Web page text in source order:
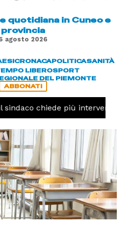
quotidiana in Cuneo e
provincia
agosto 2026
CRONACAPOLITICASANITÀ
LIBEROSPORT
DEL PIEMONTE
ABBONATI
sindaco chiede più interventi